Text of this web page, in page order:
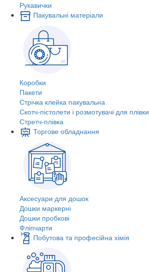
Рукавички
Пакувальні матеріали
Коробки
Пакети
Стрічка клейка пакувальна
Скотч-пістолети і розмотувачі для плівки
Стретч-плівка
Торгове обладнання
Аксесуари для дошок
Дошки маркерні
Дошки пробкові
Фліпчарти
Побутова та професійна хімія